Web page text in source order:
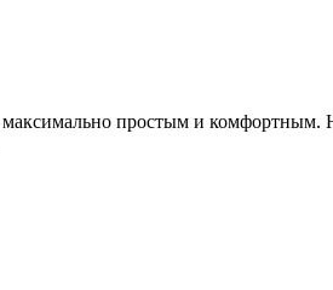
простым и комфортным.